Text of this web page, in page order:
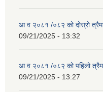
आ व २०८१ /०८२ को दोस्रो
09/21/2025 - 13:32
आ व २०८१ /०८२ को पहिलो
09/21/2025 - 13:27